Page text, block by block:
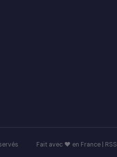
Fait avec ♥ en France | RSS